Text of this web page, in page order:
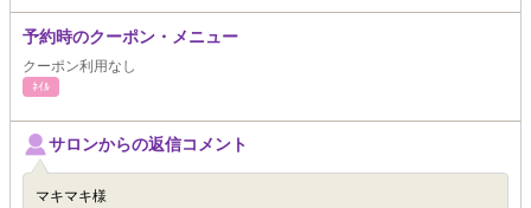
予約時のクーポン・メニュー
クーポン利用なし
ﾈｲﾙ
サロンからの返信コメント
マキマキ様